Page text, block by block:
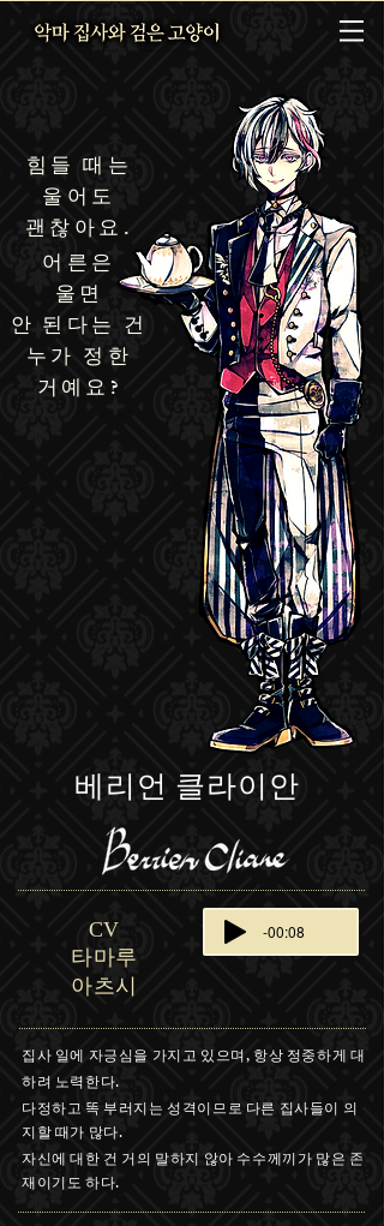
힘들 때는
울어도
괜찮아요 .
어른은
울면
안 된다는 건
누가 정한
거예요 ?
베리언 클라이안
CV
타마루
아츠시
-00:08
집사 일에 자긍심을 가지고 있으며, 항상 정중하게 대
하려 노력한다.
다정하고 똑 부러지는 성격이므로 다른 집사들이 의
지할 때가 많다.
자신에 대한 건 거의 말하지 않아 수수께끼가 많은 존
재이기도 하다.